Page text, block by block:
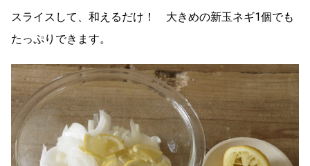
スライスして、和えるだけ！ 大きめの新玉ネギ1個でも
たっぷりできます。